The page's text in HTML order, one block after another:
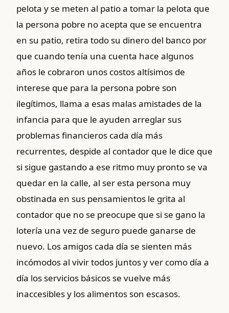
pelota y se meten al patio a tomar la pelota que
la persona pobre no acepta que se encuentra
en su patio, retira todo su dinero del banco por
que cuando tenía una cuenta hace algunos
años le cobraron unos costos altísimos de
interese que para la persona pobre son
ilegítimos, llama a esas malas amistades de la
infancia para que le ayuden arreglar sus
problemas financieros cada día más
recurrentes, despide al contador que le dice que
si sigue gastando a ese ritmo muy pronto se va
quedar en la calle, al ser esta persona muy
obstinada en sus pensamientos le grita al
contador que no se preocupe que si se gano la
lotería una vez de seguro puede ganarse de
nuevo. Los amigos cada día se sienten más
incómodos al vivir todos juntos y ver como día a
día los servicios básicos se vuelve más
inaccesibles y los alimentos son escasos.